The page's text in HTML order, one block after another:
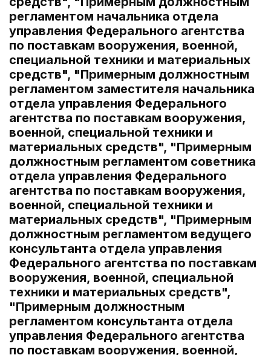
регламентом начальника отдела
управления Федерального агентства
по поставкам вооружения, военной,
специальной техники и материальных
средств", "Примерным должностным
регламентом заместителя начальника
отдела управления Федерального
агентства по поставкам вооружения,
военной, специальной техники и
материальных средств", "Примерным
должностным регламентом советника
отдела управления Федерального
агентства по поставкам вооружения,
военной, специальной техники и
материальных средств", "Примерным
должностным регламентом ведущего
консультанта отдела управления
Федерального агентства по поставкам
вооружения, военной, специальной
техники и материальных средств",
"Примерным должностным
регламентом консультанта отдела
управления Федерального агентства
по поставкам вооружения, военной,